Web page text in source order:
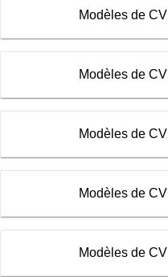
Modèles de
Modèles de
Modèles de
Modèles de
Modèles de